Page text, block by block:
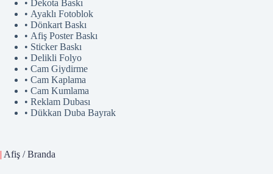
• Dekota Baskı
• Ayaklı Fotoblok
• Dönkart Baskı
• Afiş Poster Baskı
• Sticker Baskı
• Delikli Folyo
• Cam Giydirme
• Cam Kaplama
• Cam Kumlama
• Reklam Dubası
• Dükkan Duba Bayrak
| Afiş / Branda